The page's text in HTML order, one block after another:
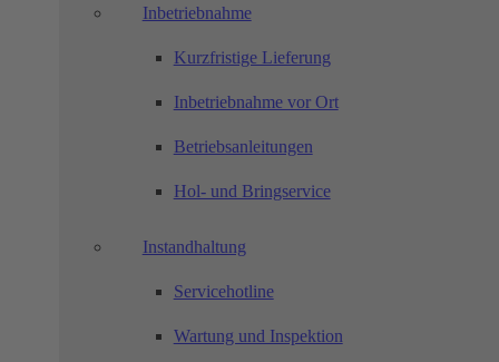
Inbetriebnahme
Kurzfristige Lieferung
Inbetriebnahme vor Ort
Betriebsanleitungen
Hol- und Bringservice
Instandhaltung
Servicehotline
Wartung und Inspektion